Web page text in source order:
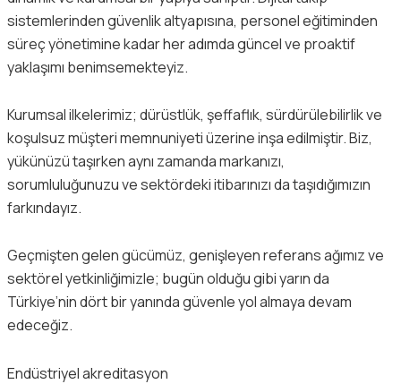
sistemlerinden güvenlik altyapısına, personel eğitiminden
süreç yönetimine kadar her adımda güncel ve proaktif
yaklaşımı benimsemekteyiz.
Kurumsal ilkelerimiz; dürüstlük, şeffaflık, sürdürülebilirlik ve
koşulsuz müşteri memnuniyeti üzerine inşa edilmiştir. Biz,
yükünüzü taşırken aynı zamanda markanızı,
sorumluluğunuzu ve sektördeki itibarınızı da taşıdığımızın
farkındayız.
Geçmişten gelen gücümüz, genişleyen referans ağımız ve
sektörel yetkinliğimizle; bugün olduğu gibi yarın da
Türkiye’nin dört bir yanında güvenle yol almaya devam
edeceğiz.
Endüstriyel akreditasyon